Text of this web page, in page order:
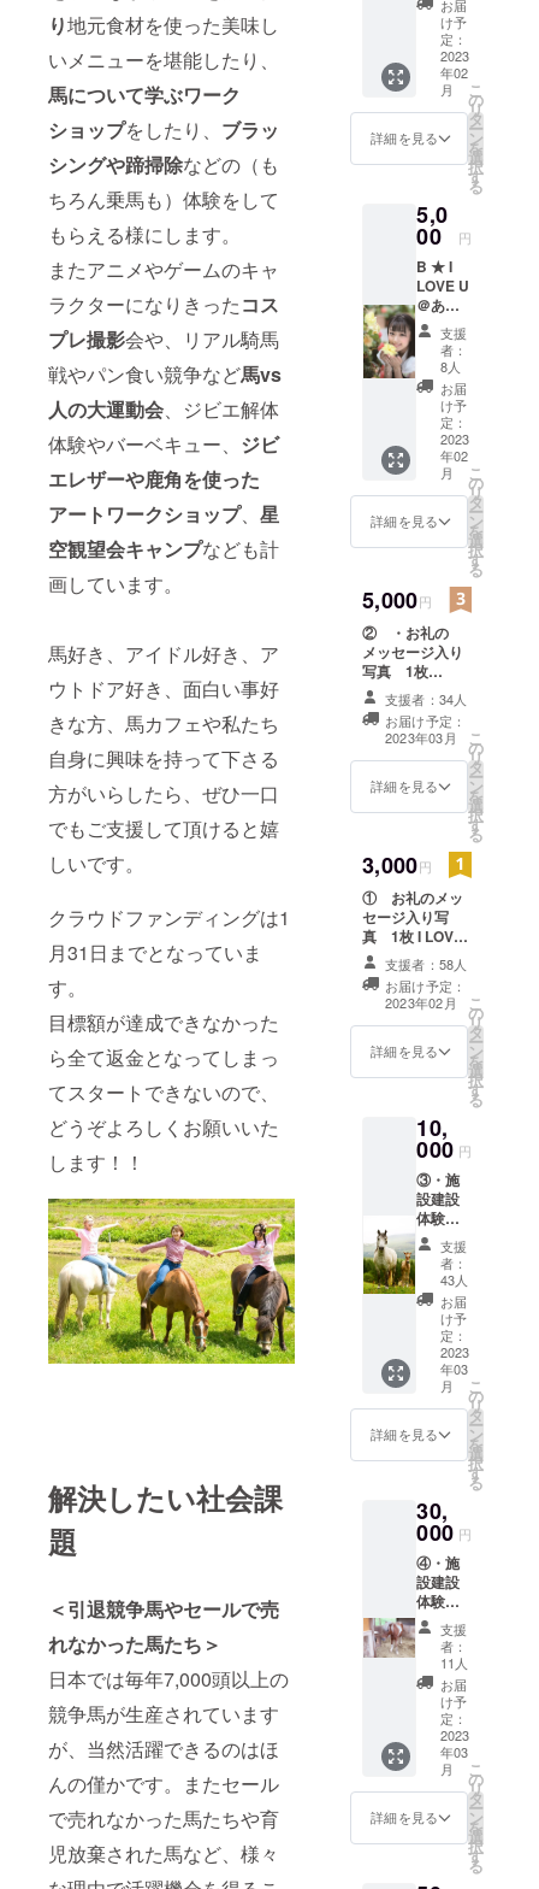
り地元食材を使った美味し
いメニューを堪能したり、
馬について学ぶワーク
ショップをしたり、 ブラッ
シングや蹄掃除などの（も
ちろん乗馬も）体験をして
もらえる様にします。
またアニメやゲームのキャ
ラクターになりきったコス
プレ撮影会や、リアル騎馬
戦やパン食い競争など馬vs
人の大運動会、ジビエ解体
体験やバーベキュー、 ジビ
エレザーや鹿角を使った
アートワークショップ、 星
空観望会キャンプなども計
画しています。
馬好き、アイドル好き、ア
ウトドア好き、面白い事好
きな方、馬カフェや私たち
自身に興味を持って下さる
方がいらしたら、ぜひ一口
でもご支援して頂けると嬉
しいです。
クラウドファンディングは1
月31日までとなっていま
す。
目標額が達成できなかった
ら全て返金となってしまっ
てスタートできないので、
どうぞよろしくお願いいた
します！！
解決したい社会課
題
＜引退競争馬やセールで売
れなかった馬たち＞
日本では毎年7,000頭以上の
競争馬が生産されています
が、当然活躍できるのはほ
んの僅かです。またセール
で売れなかった馬たちや育
児放棄された馬など、様々
ン業を行う
「株式会社
アップトゥ
ユー」も第8
期に入りま
した。
現在は広島
と東京を中
心にライブ
公演や地域
イベント
（横川ゾン
ビナイト
や、広島江
ど）に出演
したり、CM
や撮影モデ
ル、ネット
レビ番組に
出演したり
していま
す。
乗馬
レッス
ン30分
＋個別
撮影タ
イム30
分
・お
礼の
セージ
入り写
真 1枚
・施設
建設体
験参加
権 1名
様分 ・
個別初
級乗馬
レッス
ン30分
・個別
撮影タ
イム30
分 I
LOVE U
謝の
メッ
セージ
とサイ
ンを入
れてお
届けし
ます。
クラブ
や厩
舎、馬
乗コー
スの馬
道整備
など、
施設建
設に関
わる
様々な
作業に
参加し
にウマ
ルを
下さ
い。 建
設開始
時から
プレ
オープ
ンまで
のご案
内時に
いつで
もご利
用頂け
ます。
メール
で作業
内容と
日時を
お知ら
せ致し
で、ご
都合の
付く時
に自由
にご参
加頂け
るよう
アン
ケート
形式で
調整さ
せて頂
きま
す。 参
加権は
一名様
となり
ますの
で、複
お届
け予
定：
2023
年02
月
詳細を見る
こ
の
リ
タ
ー
ン
を
選
択
す
る
5,0
00 円
B ★ I
LOVE U
＠あい
りの非
売品オ
リジナ
ル写真
集（馬
カフェ
ver）
・お礼
のメッ
セージ
入り写
真 1枚
・施設
験参加
権 1名
様分 ・I
LOVE U
＠あい
り非売
品オリ
ジナル
写真
集 1冊
I LOVE
U＠あい
謝の
セージ
とサイ
ンを入
れてお
届けし
ます。
クラブ
や厩
舎、馬
スの馬
道整備
など、
施設建
設に関
わる
様々な
作業に
参加し
て一緒
にウマ
ルを
作って
下さ
い。 建
時から
プレ
ンまで
のご案
内時に
いつで
もご利
用頂け
ます。
メール
で作業
内容と
日時を
お知ら
せ致し
ますの
で、ご
都合の
付く時
に自由
にご参
支援
者：
8人
お届
け予
定：
2023
年02
月
詳細を見る
こ
の
リ
タ
ー
ン
を
選
択
す
る
5,000円
② ・お礼の
メッセージ入り
写真 1枚
・施設建設
体験参加権 1名
様分 I LOVE U＠
あいりの写真に
感謝のメッセー
ジとサインを入
や外乗コースの
馬道整備など、
施設建設に関わ
る様々な作業に
参加して一緒に
ウマルを作って
下さい。 DIY初
心者の方からプ
ロの方まで多く
きたいです。 自
分が建設に関
れ合う時間は、
きっと特別なリ
ラクゼーション
を感じてもらえ
ると思います。
アウトドアに興
味がある方や
DIYを体験した
いご家族様にお
すすめです。 建
設開始時からプ
レオープンまで
のご案内時にい
つでもご利用頂
けます。 メール
時をお知らせ致
しますので、ご
自由にご参加頂
けるようアン
ケート形式で調
整させて頂きま
す。 参加権は一
名様となります
ので、複数人で
ご参加されたい
場合はお一人ず
つのご支援をお
願い致します。
※写真に宛名入れ
をご希望の方は
備考欄にお名前
をご記載下さ
い。 ※誰でも気
軽にご参加頂く
ために備考欄に
「DIY経験が有
支援者：34人
お届け予定：
2023年03月
詳細を見る
こ
の
リ
タ
ー
ン
を
選
択
す
る
3,000円
① お礼のメッ
セージ入り写
真 1枚 I LOVE
U＠あいりの写
真に感謝のメッ
セージとサイン
を入れてお届け
します。 ※宛名
入れをご希望の
支援者：58人
お届け予定：
2023年02月
詳細を見る
こ
の
リ
タ
ー
ン
を
選
択
す
る
10,
000 円
③・施
設建設
体験参
加権1名
様分
・初
めてお
迎えし
た馬の
様子を
撮影し
た動画3
分 ・
公式サ
イトに
お名前
ラブハ
ウスや
厩舎、
馬場や
外乗
コース
の馬道
整備な
ど、施
設建設
に関わ
る様々
な作業
に参加
して一
緒にウ
マルを
支援
者：
43人
お届
け予
定：
2023
年03
月
詳細を見る
こ
の
リ
タ
ー
ン
を
選
択
す
る
30,
000 円
④・施
設建設
体験参
加権1名
様分
・初
めてお
迎えし
た馬の
様子を
撮影し
た動画3
分 ・
公式サ
イトに
お名前
支援
者：
11人
お届
け予
定：
2023
年03
月
詳細を見る
こ
の
リ
タ
ー
ン
を
選
択
す
る